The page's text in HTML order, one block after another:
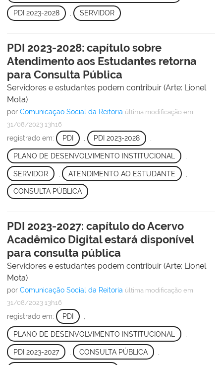
PDI 2023-2028 , SERVIDOR
PDI 2023-2028: capítulo sobre
Atendimento aos Estudantes retorna
para Consulta Pública
Servidores e estudantes podem contribuir (Arte: Lionel
Mota)
por Comunicação Social da Reitoria última modificação em
31/08/2023 13h16
registrado em: PDI PDI 2023-2028
PLANO DE DESENVOLVIMENTO INSTITUCIONAL
SERVIDOR ATENDIMENTO AO ESTUDANTE
CONSULTA PÚBLICA
PDI 2023-2027: capítulo do Acervo
Acadêmico Digital estará disponível
para consulta pública
Servidores e estudantes podem contribuir (Arte: Lionel
Mota)
por Comunicação Social da Reitoria última modificação em
31/08/2023 13h16
registrado em: PDI
PLANO DE DESENVOLVIMENTO INSTITUCIONAL
PDI 2023-2027 CONSULTA PÚBLICA